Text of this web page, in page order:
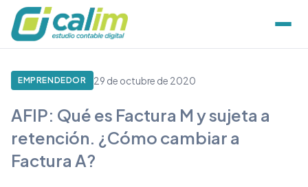
EMPRENDEDOR 29 de octubre de 2020
AFIP: Qué es Factura M y sujeta a
retención. ¿Cómo cambiar a
Factura A?